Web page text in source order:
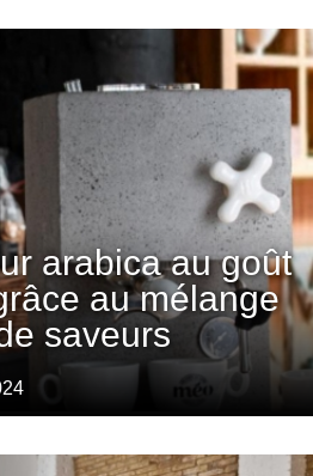
arabica au goût
au mélange
saveurs